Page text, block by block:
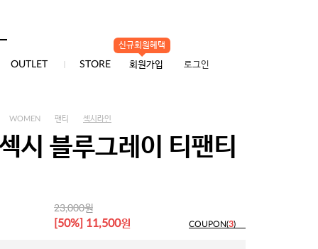
OUTLET STORE
신규회원혜택
회원가입 로그인
WOMEN 팬티 섹시라인
시 블루그레이 티팬티
23,000원
[50%] 11,500원 COUPON(3)